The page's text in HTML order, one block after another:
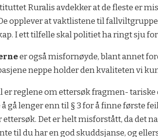
Ruralis avdekker at de fleste er
opplever at vaktlistene til
I ett tilfelle skal politiet ha ringt sju
er også misfornøyde, blant annet
neppe holder den kvaliteten vi
er reglene om ettersøk fragmen-
gå lenger enn til § 3 for å finne første
ettersøk. Det er helt misforstått, da det
til du har en god skuddsjanse, og